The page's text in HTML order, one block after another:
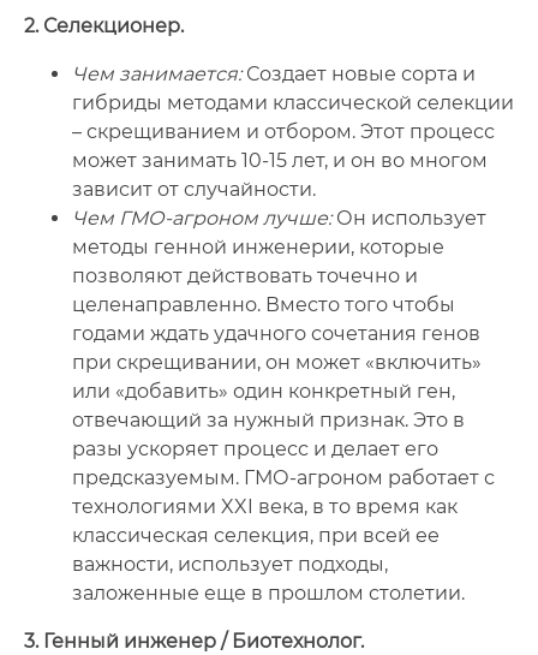
2. Селекционер.
Чем занимается:Создает новые сорта и
гибриды методами классической селекции
– скрещиванием и отбором. Этот процесс
может занимать 10-15 лет, и он во многом
зависит от случайности.
Чем ГМО-агроном лучше:Он использует
методы генной инженерии, которые
позволяют действовать точечно и
целенаправленно. Вместо того чтобы
годами ждать удачного сочетания генов
при скрещивании, он может «включить»
или «добавить» один конкретный ген,
отвечающий за нужный признак. Это в
разы ускоряет процесс и делает его
предсказуемым. ГМО-агроном работает с
технологиями XXI века, в то время как
классическая селекция, при всей ее
важности, использует подходы,
заложенные еще в прошлом столетии.
3. Генный инженер / Биотехнолог.